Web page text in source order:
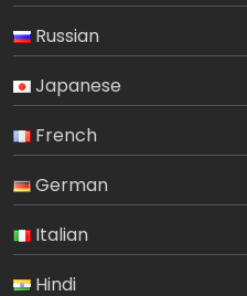
Russian
Japanese
French
German
Italian
Hindi